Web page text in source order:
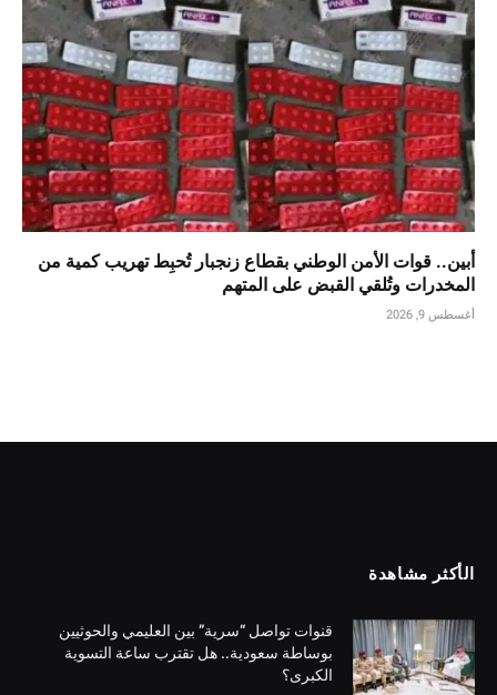
أبين.. قوات الأمن الوطني بقطاع زنجبار تُحبِط تهريب كمية من
المخدرات وتُلقي القبض على المتهم
أغسطس 9, 2026
الأكثر مشاهدة
قنوات تواصل “سرية” بين العليمي والحوثيين
بوساطة سعودية.. هل تقترب ساعة التسوية
الكبرى؟